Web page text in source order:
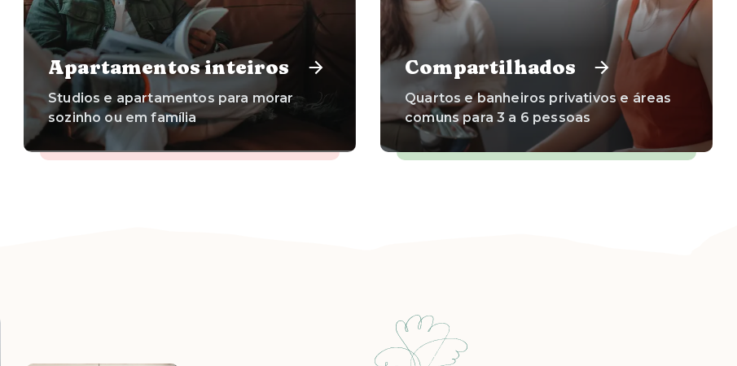
Apartamentos inteiros
Studios e apartamentos para morar
sozinho ou em família
Compartilhados
Quartos e banheiros privativos e áreas
comuns para 3 a 6 pessoas